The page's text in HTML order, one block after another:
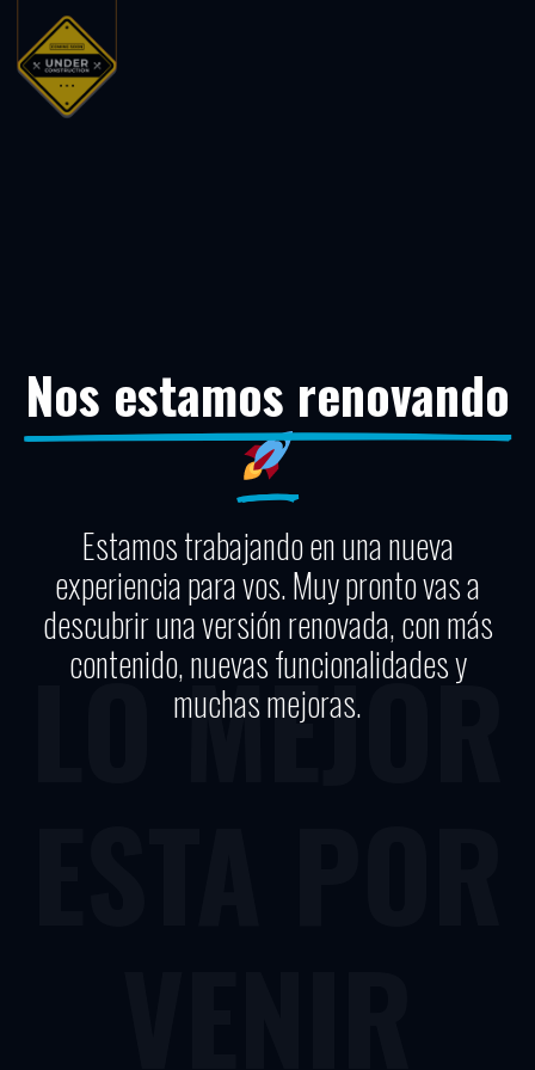
Nos estamos renovando
Estamos trabajando en una nueva
experiencia para vos. Muy pronto vas a
descubrir una versión renovada, con más
contenido, nuevas funcionalidades y
muchas mejoras.
LO MEJOR